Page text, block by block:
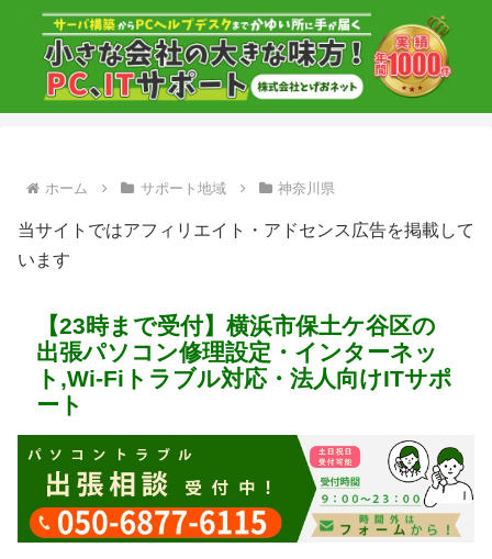
ホーム サポート地域 神奈川県
当サイトではアフィリエイト・アドセンス広告を掲載して
います
【23時まで受付】横浜市保土ケ谷区の
出張パソコン修理設定・インターネッ
ト,Wi-Fiトラブル対応・法人向けITサポ
ート